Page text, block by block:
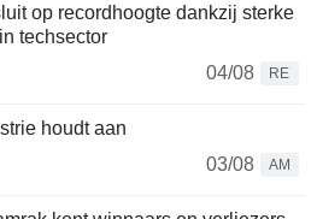
op recordhoogte dankzij sterke
techsector
04/08
RE
houdt aan
03/08
AM